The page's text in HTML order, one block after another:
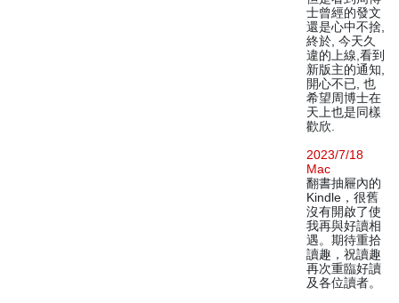
士曾經的發文
還是心中不捨,
終於, 今天久
違的上線,看到
新版主的通知,
開心不已, 也
希望周博士在
天上也是同樣
歡欣.
2023/7/18
Mac
翻書抽屜內的
Kindle，很舊
沒有開啟了使
我再與好讀相
遇。期待重拾
讀趣，祝讀趣
再次重臨好讀
及各位讀者。